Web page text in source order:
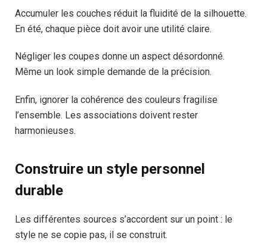
Accumuler les couches réduit la fluidité de la silhouette.
En été, chaque pièce doit avoir une utilité claire.
Négliger les coupes donne un aspect désordonné.
Même un look simple demande de la précision.
Enfin, ignorer la cohérence des couleurs fragilise
l’ensemble. Les associations doivent rester
harmonieuses.
Construire un style personnel
durable
Les différentes sources s’accordent sur un point : le
style ne se copie pas, il se construit.